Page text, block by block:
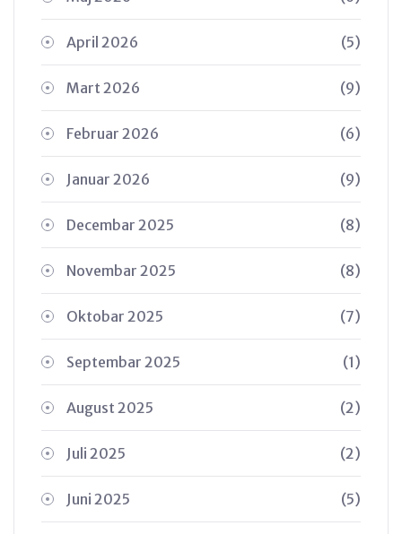
April 2026 (5)
Mart 2026 (9)
Februar 2026 (6)
Januar 2026 (9)
Decembar 2025 (8)
Novembar 2025 (8)
Oktobar 2025 (7)
Septembar 2025 (1)
August 2025 (2)
Juli 2025 (2)
Juni 2025 (5)